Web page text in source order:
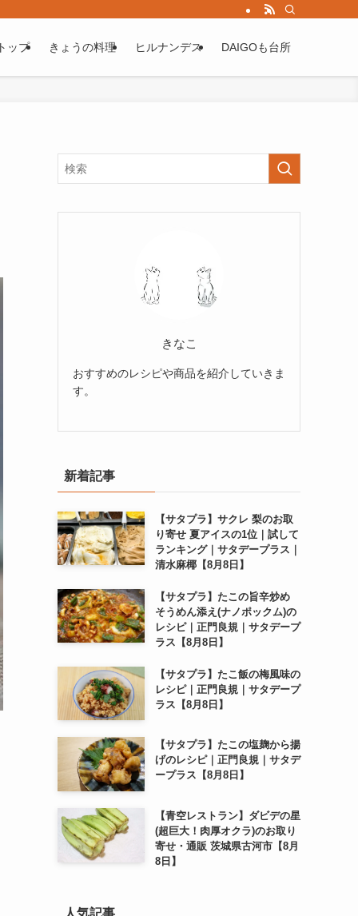
ップ きょうの料理 ヒルナンデス DAIGOも台所
きなこ
おすすめのレシピや商品を紹介していきま
す。
新着記事
【サタプラ】サクレ 梨のお取
り寄せ 夏アイスの1位｜試して
ランキング｜サタデープラス｜
清水麻椰【8月8日】
【サタプラ】たこの旨辛炒め
そうめん添え(ナノポックム)の
レシピ｜正門良規｜サタデープ
ラス【8月8日】
【サタプラ】たこ飯の梅風味の
レシピ｜正門良規｜サタデープ
ラス【8月8日】
【サタプラ】たこの塩麹から揚
げのレシピ｜正門良規｜サタデ
ープラス【8月8日】
【青空レストラン】ダビデの星
(超巨大！肉厚オクラ)のお取り
寄せ・通販 茨城県古河市【8月
8日】
人気記事